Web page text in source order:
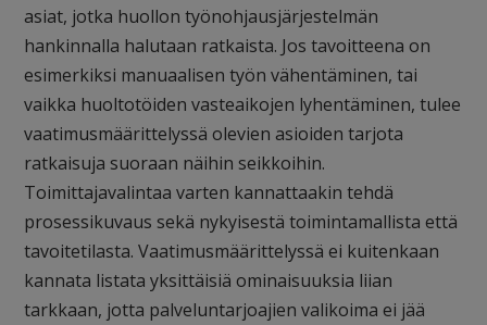
asiat, jotka huollon työnohjausjärjestelmän
hankinnalla halutaan ratkaista. Jos tavoitteena on
esimerkiksi manuaalisen työn vähentäminen, tai
vaikka huoltotöiden vasteaikojen lyhentäminen, tulee
vaatimusmäärittelyssä olevien asioiden tarjota
ratkaisujasuoraan näihin seikkoihin.
Toimittajavalintaa varten kannattaakin tehdä
prosessikuvaus sekä nykyisestä toimintamallista että
tavoitetilasta.Vaatimusmäärittelyssä ei kuitenkaan
kannata listata yksittäisiä ominaisuuksia liian
tarkkaan, jotta palveluntarjoajien valikoima ei jää